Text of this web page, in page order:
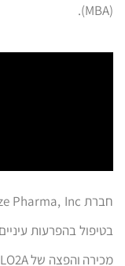
(MBA).
בטיפול בהפרעות